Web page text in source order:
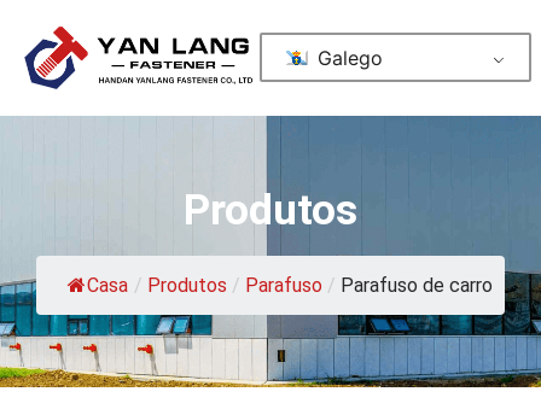
Galego
Produtos
Casa / Produtos / Parafuso / Parafuso de carro